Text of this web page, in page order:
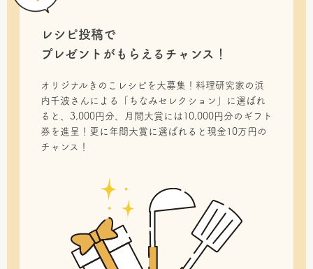
レシピ投稿で
プレゼントがもらえるチャンス！
オリジナルきのこレシピを大募集！料理研究家の浜
内千波さんによる「ちなみセレクション」に選ばれ
ると、3,000円分、月間大賞には10,000円分のギフト
券を進呈！更に年間大賞に選ばれると現金10万円の
チャンス！